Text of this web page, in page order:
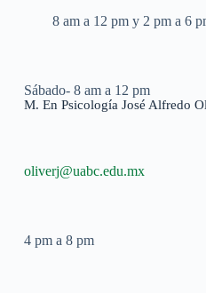
8 am a 12 pm y 2 pm a 6
Sábado- 8 am a 12 pm
M. En Psicología José Alfredo
oliverj@uabc.edu.mx
4 pm a 8 pm